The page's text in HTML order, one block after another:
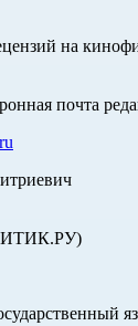
на
почта